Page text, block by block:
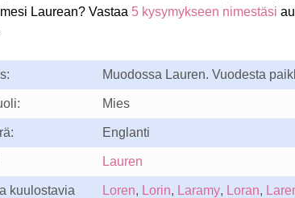
Laurean? Vastaa 5 kysymykseen nimestäsi
Muodossa Lauren. Vuodesta
Mies
Englanti
Lauren
kuulostavia
Loren, Lorin, Laramy, Loran,